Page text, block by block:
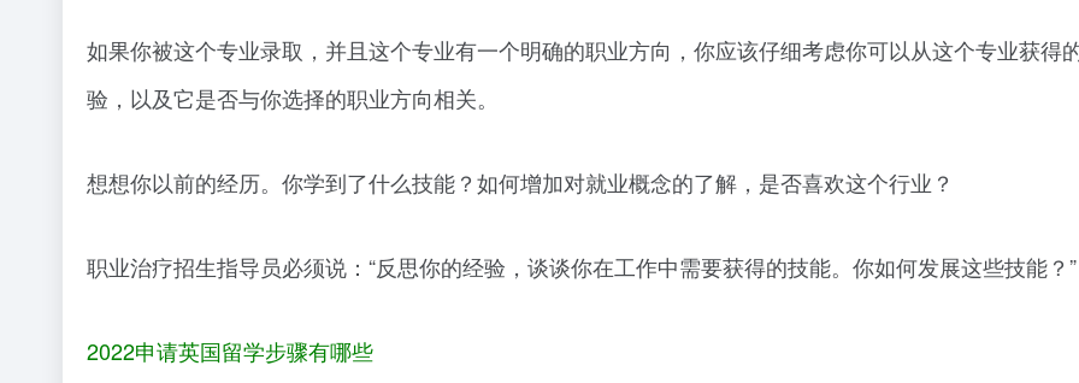
如果你被这个专业录取，并且这个专业有一个明确的职业方向，你应该仔细考虑你可以从这个专业获得
验，以及它是否与你选择的职业方向相关。
想想你以前的经历。你学到了什么技能？如何增加对就业概念的了解，是否喜欢这个行业？
职业治疗招生指导员必须说：“反思你的经验，谈谈你在工作中需要获得的技能。你如何发展这些技能？”
2022申请英国留学步骤有哪些